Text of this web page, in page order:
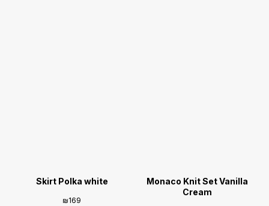
Skirt Polka white
₪169
Monaco Knit Set Vanilla
Cream